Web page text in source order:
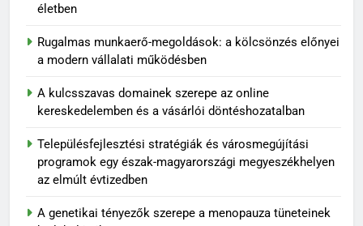
életben
Rugalmas munkaerő-megoldások: a kölcsönzés előnyei
a modern vállalati működésben
A kulcsszavas domainek szerepe az online
kereskedelemben és a vásárlói döntéshozatalban
Településfejlesztési stratégiák és városmegújítási
programok egy észak-magyarországi megyeszékhelyen
az elmúlt évtizedben
A genetikai tényezők szerepe a menopauza tüneteinek